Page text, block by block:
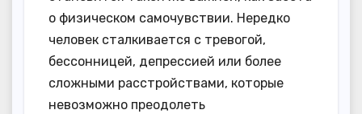
о физическом самочувствии. Нередко
человек сталкивается с тревогой,
бессонницей, депрессией или более
сложными расстройствами, которые
невозможно преодолеть